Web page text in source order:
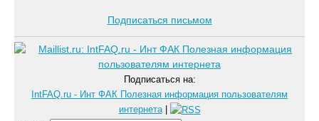
Подписаться письмом
Подписаться на:
IntFAQ.ru - Инт ФАК Полезная информация пользователям
интернета|